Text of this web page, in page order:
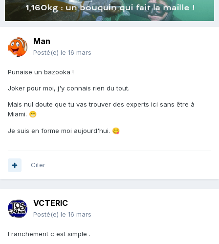
Man
Posté(e) le 16 mars
Punaise un bazooka !
Joker pour moi, j'y connais rien du tout.
Mais nul doute que tu vas trouver des experts ici sans être à
Miami. 😁
Je suis en forme moi aujourd'hui. 😋
Citer
VCTERIC
Posté(e) le 16 mars
Franchement c est simple .